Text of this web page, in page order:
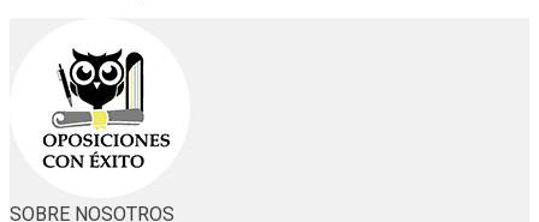
SOBRE NOSOTROS